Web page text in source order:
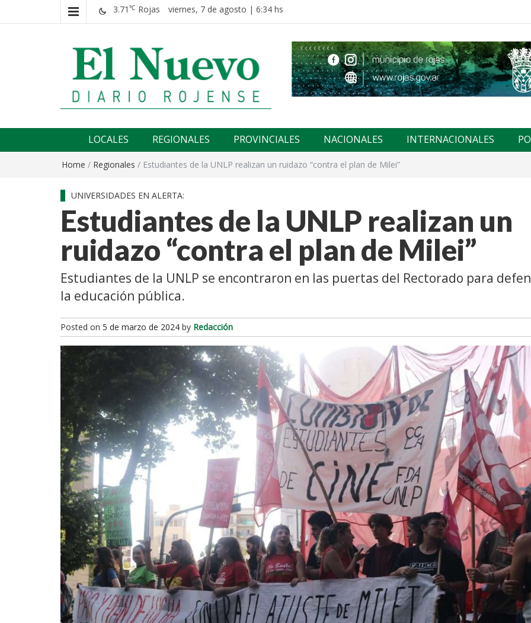
3.71 ℃ Rojas viernes, 7 de agosto | 6:34 hs
El nuevo rojense
LOCALES REGIONALES PROVINCIALES NACIONALES INTERNACIONALES
Home / Regionales / Estudiantes de la UNLP realizan un ruidazo “contra el plan de Milei”
UNIVERSIDADES EN ALERTA:
Estudiantes de la UNLP realizan un
ruidazo “contra el plan de Milei”
Estudiantes de la UNLP se encontraron en las puertas del Rectorado para
la educación pública.
Posted on 5 de marzo de 2024 by Redacción